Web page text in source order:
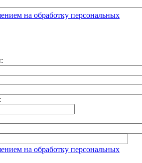
на обработку персональных
на обработку персональных